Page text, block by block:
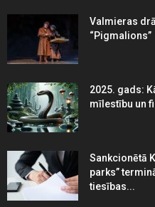
Valmieras
“Pigmalions”
2025. gads:
mīlestību un
Sankcionētā
parks”
tiesības...